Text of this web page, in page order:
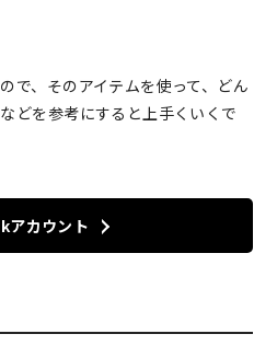
で、そのアイテムを使って、どん
どを参考にすると上手くいくで
アカウント